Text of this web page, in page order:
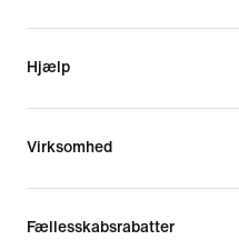
Hjælp
Virksomhed
Fællesskabsrabatter